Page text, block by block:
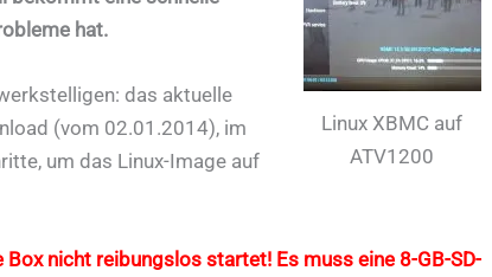
Linux XBMC auf
ATV1200
hat.
das aktuelle
(vom 02.01.2014), im
um das Linux-Image auf
nicht reibungslos startet! Es muss eine 8-GB-SD-